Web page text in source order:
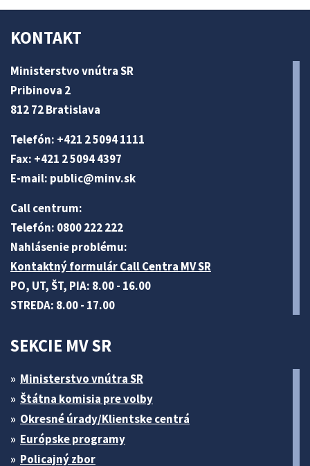
KONTAKT
Ministerstvo vnútra SR
Pribinova 2
812 72 Bratislava
Telefón: +421 2 5094 1111
Fax: +421 2 5094 4397
E-mail: public@minv.sk
Call centrum:
Telefón: 0800 222 222
Nahlásenie problému:
Kontaktný formulár Call Centra MV SR
PO, UT, ŠT, PIA: 8.00 - 16.00
STREDA: 8.00 - 17.00
SEKCIE MV SR
Ministerstvo vnútra SR
Štátna komisia pre volby
Okresné úrady/Klientske centrá
Európske programy
Policajný zbor